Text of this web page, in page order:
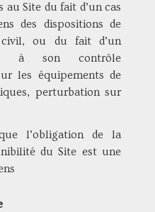
au Site du fait d’un cas
des dispositions de
civil, ou du fait d’un
à son contrôle
les équipements de
perturbation sur
l’obligation de la
du Site est une